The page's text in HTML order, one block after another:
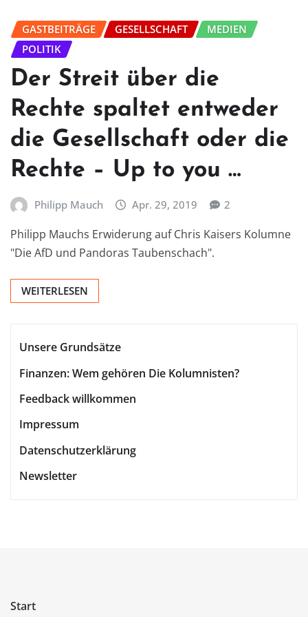
GASTBEITRÄGE GESELLSCHAFT
MEDIEN
POLITIK
Der Streit über die
Rechte spaltet entweder
die Gesellschaft oder die
Rechte – Up to you …
Philipp Mauch Apr. 29, 2019 2
Philipp Mauchs Erwiderung auf Chris Kaisers Kolumne
"Die AfD und Pandoras Taubenschach".
WEITERLESEN
Unsere Grundsätze
Finanzen: Wem gehören Die Kolumnisten?
Feedback willkommen
Impressum
Datenschutzerklärung
Newsletter
Start